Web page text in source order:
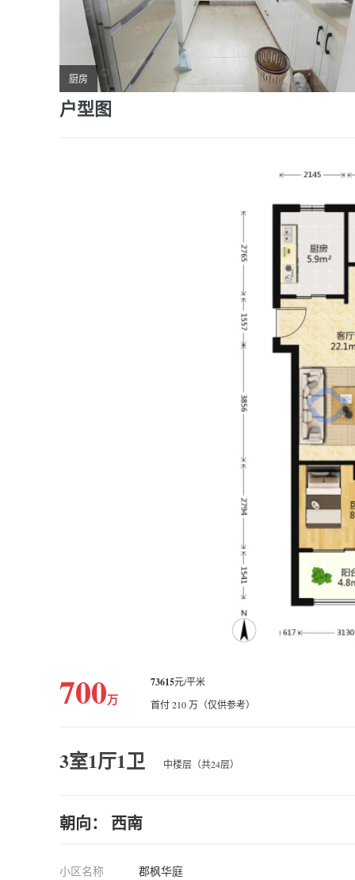
厨房
户型图
700万
73615元/平米
首付 210 万（仅供参考）
3室1厅1卫 中楼层（共24层）
朝向： 西南
小区名称
郡枫华庭